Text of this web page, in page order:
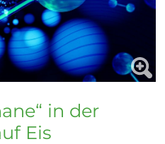
in der
Eis